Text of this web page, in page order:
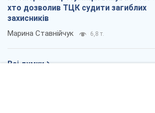
хто дозволив ТЦК судити загиблих
захисників
Марина Ставнійчук 6,8 т.
Всі думки